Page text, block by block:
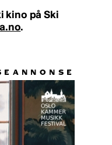
kino på Ski
.